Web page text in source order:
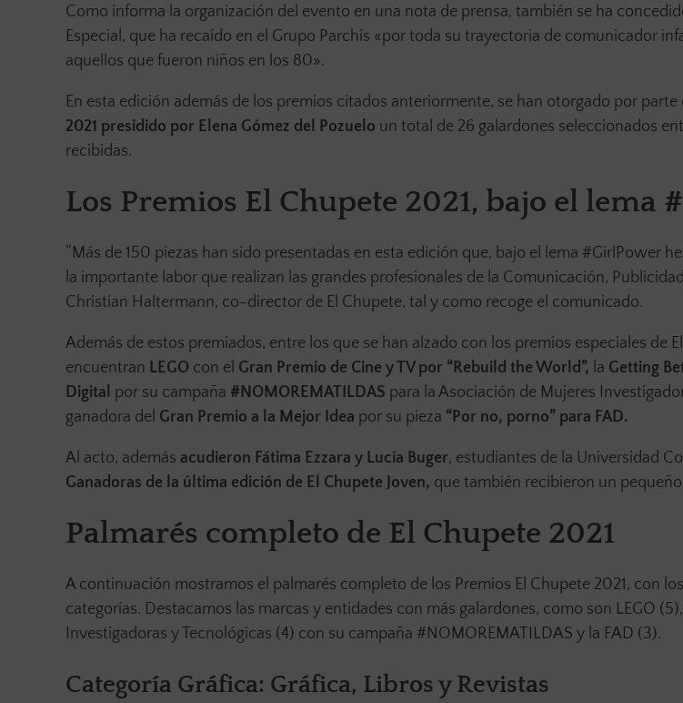
Como informa la organización del evento en una nota de prensa, también se ha
Especial, que ha recaído en el Grupo Parchís «por toda su trayectoria de comunicador
aquellos que fueron niños en los 80».
En esta edición además de los premios citados anteriormente, se han otorgado por parte
2021 presidido por Elena Gómez del Pozuelo un total de 26 galardones seleccionados
recibidas.
Los Premios El Chupete 2021, bajo el lema
“Más de 150 piezas han sido presentadas en esta edición que, bajo el lema #GirlPower
la importante labor que realizan las grandes profesionales de la Comunicación,
Christian Haltermann, co-director de El Chupete, tal y como recoge el comunicado.
Además de estos premiados, entre los que se han alzado con los premios especiales de
encuentran LEGO con el Gran Premio de Cine y TV por “Rebuild the World”, la Getting
Digital por su campaña #NOMOREMATILDAS para la Asociación de Mujeres
ganadora del Gran Premio a la Mejor Idea por su pieza “Por no, porno” para FAD.
Al acto, además acudieron Fátima Ezzara y Lucía Buger, estudiantes de la Universidad
Ganadoras de la última edición de El Chupete Joven, que también recibieron un
Palmarés completo de El Chupete 2021
A continuación mostramos el palmarés completo de los Premios El Chupete 2021, con
categorías. Destacamos las marcas y entidades con más galardones, como son LEGO
Investigadoras y Tecnológicas (4) con su campaña #NOMOREMATILDAS y la FAD (3).
Categoría Gráfica: Gráfica, Libros y Revistas